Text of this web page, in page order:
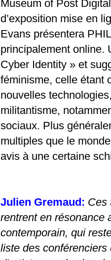
Museum of Post
d’exposition mise en
Evans présentera
principalement online.
Cyber Identity » et
féminisme, celle étant
nouvelles
militantisme,
sociaux. Plus
multiples que le
avis à une certaine
Julien Gremaud: Ces
rentrent en résonance
contemporain, qui
liste des